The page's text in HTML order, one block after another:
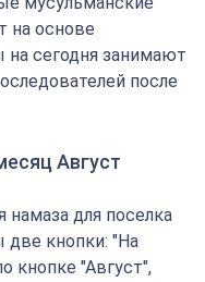
на основе
сегодня занимают
после
Август
для поселка
две кнопки: "На
кнопке "Август",